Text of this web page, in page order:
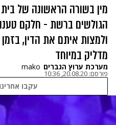
מין בשורה הראשונה של בית
הגולשים ברשת - חלקם
ולמצות איתם את הדין,
מדליק במיוחד
מערכת ערוץ הגברים mako
פורסם: 20.08.20, 10:36
עקבו